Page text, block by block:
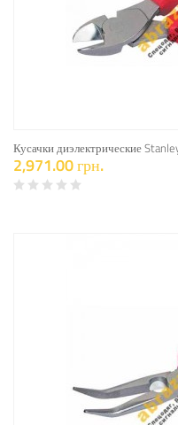
Кусачки диэлектрические
2,971.00 грн.